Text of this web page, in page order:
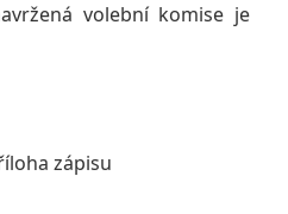
volební komise je
zápisu